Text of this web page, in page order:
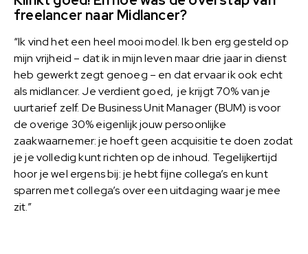
freelancer naar Midlancer?
“Ik vind het een heel mooi model. Ik ben erg gesteld op
mijn vrijheid – dat ik in mijn leven maar drie jaar in dienst
heb gewerkt zegt genoeg – en dat ervaar ik ook echt
als midlancer. Je verdient goed, je krijgt 70% van je
uurtarief zelf. De Business Unit Manager (BUM) is voor
de overige 30% eigenlijk jouw persoonlijke
zaakwaarnemer: je hoeft geen acquisitie te doen zodat
je je volledig kunt richten op de inhoud. Tegelijkertijd
hoor je wel ergens bij: je hebt fijne collega’s en kunt
sparren met collega’s over een uitdaging waar je mee
zit.”